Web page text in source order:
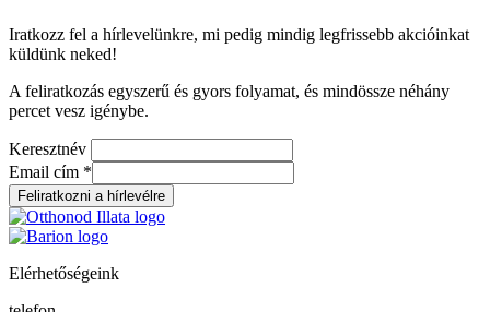
Iratkozz fel a hírlevelünkre, mi pedig mindig legfrissebb akcióinkat
küldünk neked!
A feliratkozás egyszerű és gyors folyamat, és mindössze néhány
percet vesz igénybe.
Keresztnév
Email cím *
Elérhetőségeink